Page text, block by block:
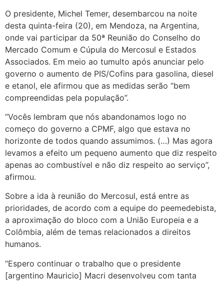
O presidente, Michel Temer, desembarcou na noite
desta quinta-feira (20), em Mendoza, na Argentina,
onde vai participar da 50ª Reunião do Conselho do
Mercado Comum e Cúpula do Mercosul e Estados
Associados. Em meio ao tumulto após anunciar pelo
governo o aumento de PIS/Cofins para gasolina, diesel
e etanol, ele afirmou que as medidas serão “bem
compreendidas pela população”.
“Vocês lembram que nós abandonamos logo no
começo do governo a CPMF, algo que estava no
horizonte de todos quando assumimos. (…) Mas agora
levamos a efeito um pequeno aumento que diz respeito
apenas ao combustível e não diz respeito ao serviço”,
afirmou.
Sobre a ida à reunião do Mercosul, está entre as
prioridades, de acordo com a equipe do peemedebista,
a aproximação do bloco com a União Europeia e a
Colômbia, além de temas relacionados a direitos
humanos.
“Espero continuar o trabalho que o presidente
[argentino Mauricio] Macri desenvolveu com tanta